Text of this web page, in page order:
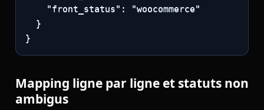
    "front_status": "woocommerce"
  }
}
Mapping ligne par ligne et statuts non
ambigus